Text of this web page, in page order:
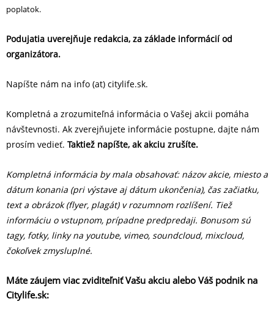
poplatok.
Podujatia uverejňuje redakcia, za základe informácií od
organizátora.
Napíšte nám na info (at) citylife.sk.
Kompletná a zrozumiteľná informácia o Vašej akcii pomáha
návštevnosti. Ak zverejňujete informácie postupne, dajte nám
prosím vedieť. Taktiež napíšte, ak akciu zrušíte.
Kompletná informácia by mala obsahovať: názov akcie, miesto a
dátum konania (pri výstave aj dátum ukončenia), čas začiatku,
text a obrázok (flyer, plagát) v rozumnom roz­líšení. Tiež
informáciu o vstupnom, prípadne predpredaji. Bonusom sú
tagy, fotky, linky na youtube, vimeo, soundcloud, mixcloud,
čokoľvek zmysluplné.
Máte záujem viac zviditeľniť Vašu akciu alebo Váš podnik na
Citylife.sk: